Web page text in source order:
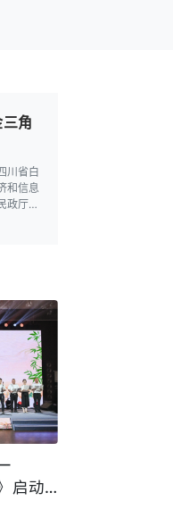
角
川省白
和信息
政厅的
启动